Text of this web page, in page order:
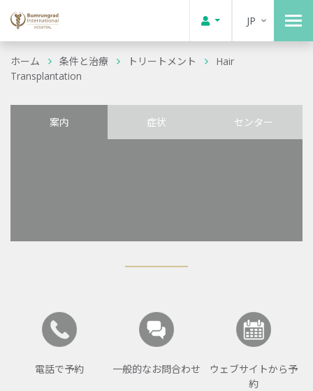
JP
ホーム 条件と治療 トリートメント
Hair
Transplantation
案内 症状 センター
電話で予約 一般的なお問合わせ
ウェブサイトから予
約